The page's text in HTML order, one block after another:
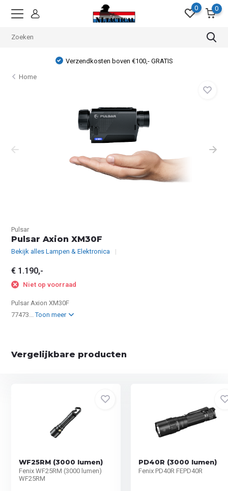
0 0
Verzendkosten boven €100,- GRATIS
Home
Pulsar
Pulsar Axion XM30F
Bekijk alles Lampen & Elektronica
€ 1.190,-
Niet op voorraad
Pulsar Axion XM30F
77473...Toon meer
Vergelijkbare producten
WF25RM (3000 lumen)
Fenix WF25RM (3000 lumen)
WF25RM
PD40R (3000 lumen)
Fenix PD40R FEPD40R